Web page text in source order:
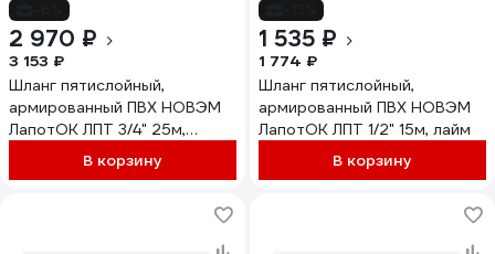
2 970 ₽
3 153 ₽
Шланг пятислойный,
армированный ПВХ НОВЭМ
ЛапотОК ЛПТ 3/4" 25м,
бирюзовыйВ корзину
1 535 ₽
1 774 ₽
Шланг пятислойный,
армированный ПВХ НОВЭМ
ЛапотОК ЛПТ 1/2" 15м, лайм
В корзину